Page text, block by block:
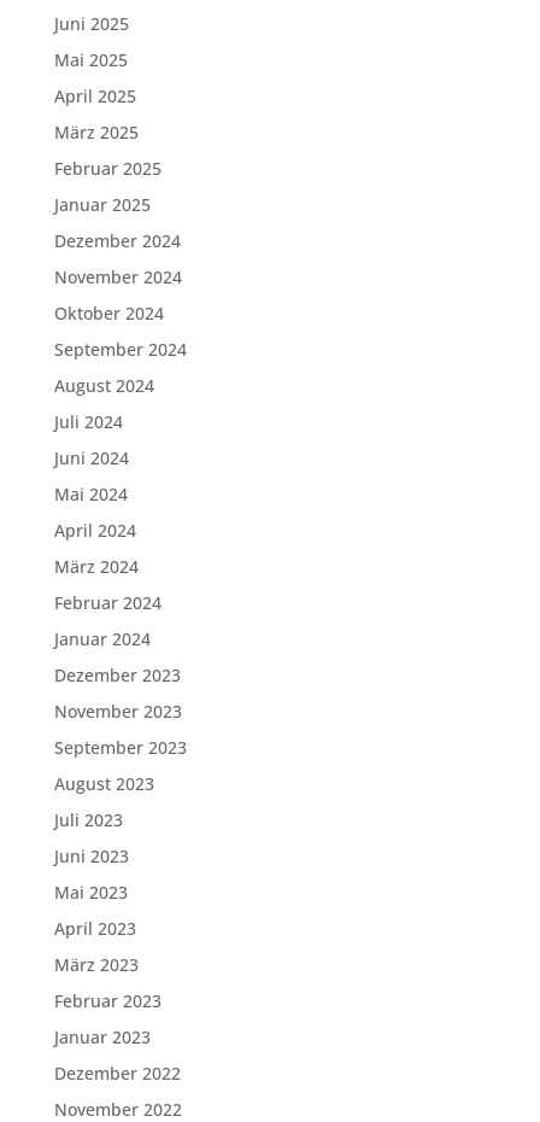
Juni 2025
Mai 2025
April 2025
März 2025
Februar 2025
Januar 2025
Dezember 2024
November 2024
Oktober 2024
September 2024
August 2024
Juli 2024
Juni 2024
Mai 2024
April 2024
März 2024
Februar 2024
Januar 2024
Dezember 2023
November 2023
September 2023
August 2023
Juli 2023
Juni 2023
Mai 2023
April 2023
März 2023
Februar 2023
Januar 2023
Dezember 2022
November 2022